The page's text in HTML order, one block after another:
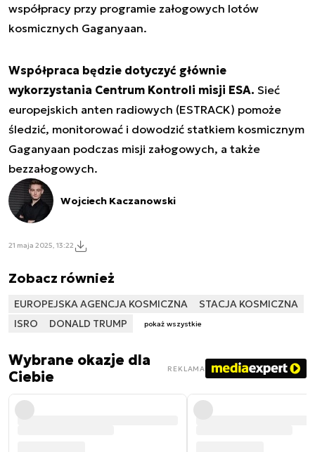
współpracy przy programie załogowych lotów
kosmicznych Gaganyaan.
Współpraca będzie dotyczyć głównie
wykorzystania Centrum Kontroli misji ESA. Sieć
europejskich anten radiowych (ESTRACK) pomoże
śledzić, monitorować i dowodzić statkiem kosmicznym
Gaganyaan podczas misji załogowych, a także
bezzałogowych.
Wojciech Kaczanowski
21 maja 2025, 13:22
Zobacz również
EUROPEJSKA AGENCJA KOSMICZNA
STACJA KOSMICZNA
ISRO
DONALD TRUMP pokaż wszystkie
Wybrane okazje dla
Ciebie
REKLAMA